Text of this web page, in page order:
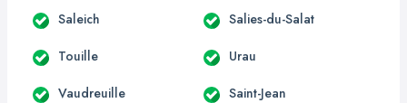
Saleich Salies-du-Salat
Touille Urau
Vaudreuille Saint-Jean